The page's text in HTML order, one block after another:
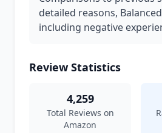
detailed reasons,
including negative
Review Statistics
4,259
Total Reviews on
Amazon